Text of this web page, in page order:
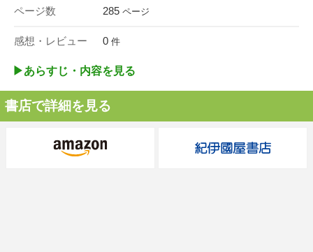
ページ数 285 ページ
感想・レビュー 0 件
▶︎あらすじ・内容を見る
書店で詳細を見る